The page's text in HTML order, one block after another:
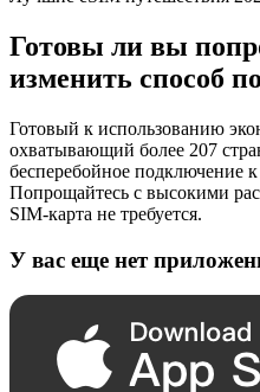
Готовы ли вы
изменить способ
Готовый к использованию
охватывающий более 207
бесперебойное подключение к
Попрощайтесь с высокими
SIM-карта не требуется.
У вас еще нет